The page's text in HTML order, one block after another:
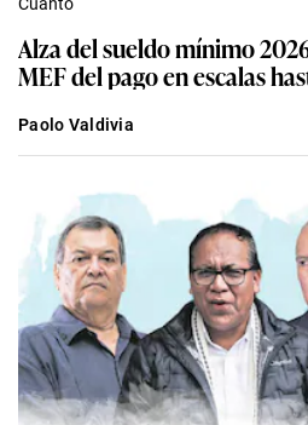
Alza del sueldo mínimo
MEF del pago en escalas
Paolo Valdivia